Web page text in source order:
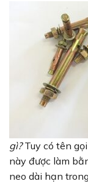
gì?Tuy có tên
này được làm
neo dài hạn